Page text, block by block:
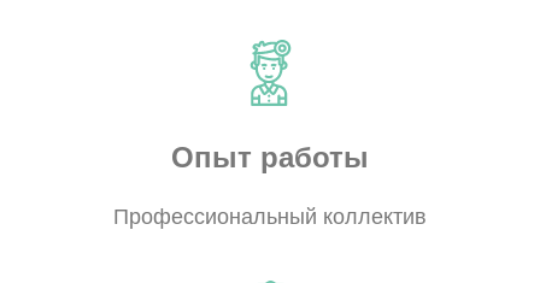
Опыт работы
Профессиональный коллектив